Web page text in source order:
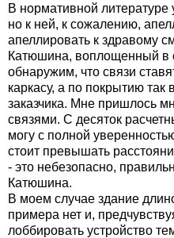
В нормативной литературе
но к ней, к сожалению,
апеллировать к здравому
Катюшина, воплощенный в
обнаружим, что связи
каркасу, а по покрытию
заказчика. Мне пришлось
связями. С десяток
могу с полной
стоит превышать
- это небезопасно,
Катюшина.
В моем случае здание
примера нет и,
лоббировать устройство